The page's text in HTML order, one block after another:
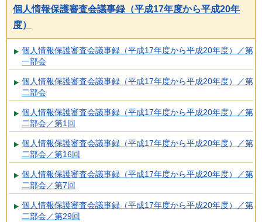
個人情報保護審査会議事録（平成17年度から平成20年
度）
個人情報保護審査会議事録（平成17年度から平成20年度）／第
一部会
個人情報保護審査会議事録（平成17年度から平成20年度）／第
二部会
個人情報保護審査会議事録（平成17年度から平成20年度）／第
二部会／第1回
個人情報保護審査会議事録（平成17年度から平成20年度）／第
二部会／第16回
個人情報保護審査会議事録（平成17年度から平成20年度）／第
二部会／第7回
個人情報保護審査会議事録（平成17年度から平成20年度）／第
二部会／第29回